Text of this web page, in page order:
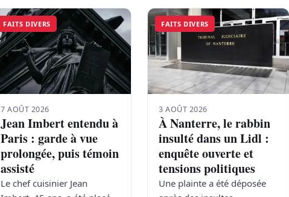
FAITS DIVERS
7 AOÛT 2026
Jean Imbert entendu à
Paris : garde à vue
prolongée, puis témoin
assisté
Le chef cuisinier Jean
FAITS DIVERS
3 AOÛT 2026
À Nanterre, le rabbin
insulté dans un Lidl :
enquête ouverte et
tensions politiques
Une plainte a été déposée